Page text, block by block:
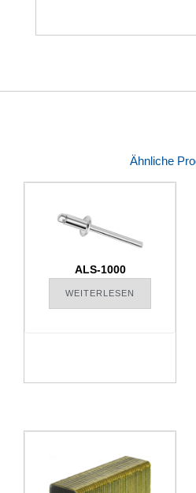
Ähnliche
ALS-1000
WEITERLESEN